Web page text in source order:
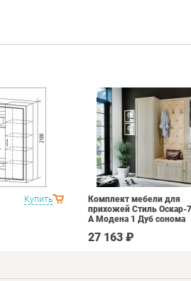
Купить
Комплект мебели для
прихожей Стиль Оскар-7
А Модена 1 Дуб сонома
27 163 ₽